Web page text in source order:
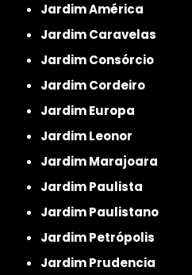
Jardim América
Jardim Caravelas
Jardim Consórcio
Jardim Cordeiro
Jardim Europa
Jardim Leonor
Jardim Marajoara
Jardim Paulista
Jardim Paulistano
Jardim Petrópolis
Jardim Prudencia